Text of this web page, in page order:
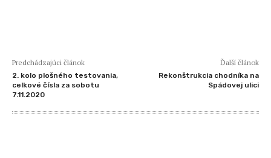
Predchádzajúci článok
2. kolo plošného testovania,
celkové čísla za sobotu
7.11.2020
Ďalší článok
Rekonštrukcia chodníka na
Spádovej ulici